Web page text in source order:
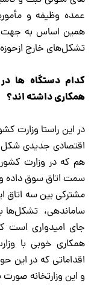
عمده وظیفه و
همین اساس به جهت
تشکل‌های خارج
کدام دستگاه ها
همکاری داشته اند؟
در این راستا وزارت
اقتصادی جدیدی
هم که در وزارت
سمت اتاق سوق داده و
مشترکی بین سه اتاق
جای امیدواری است
همکاری خوبی با
اقداماتی که در این
و این وزارتخانه صورت